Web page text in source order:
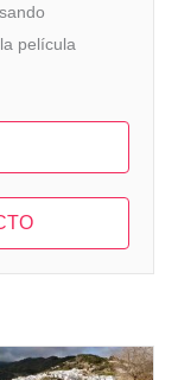
película